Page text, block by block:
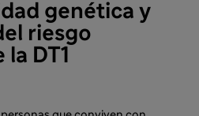
genética y
riesgo
DT1